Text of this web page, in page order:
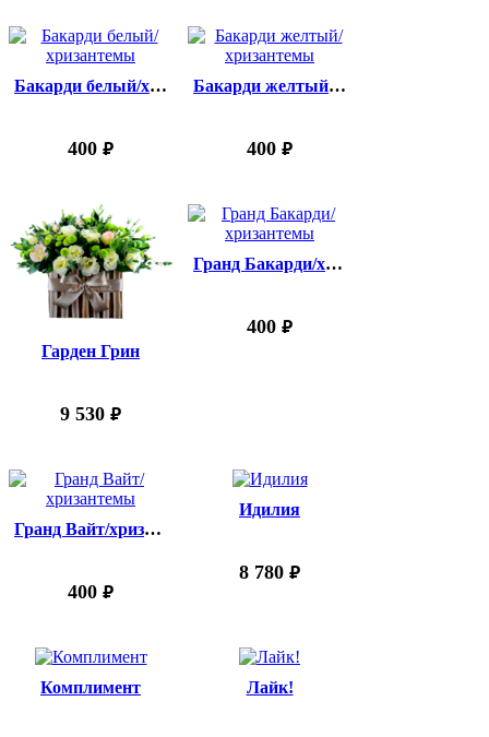
Бакарди белый/хризантемы
400 руб.
Бакарди желтый/хризантемы
400 руб.
Гарден Грин
9 530 руб.
Гранд Бакарди/хризантемы
400 руб.
Гранд Вайт/хризантемы
400 руб.
Идилия
8 780 руб.
Комплимент Лайк!